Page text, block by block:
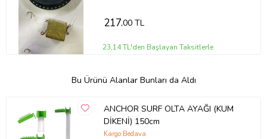
217,00 TL
23,14 TL'den Başlayan Taksitlerle
Bu Ürünü Alanlar Bunları da Aldı
ANCHOR SURF OLTA AYAĞI (KUM
DİKENİ) 150cm
Kargo Bedava